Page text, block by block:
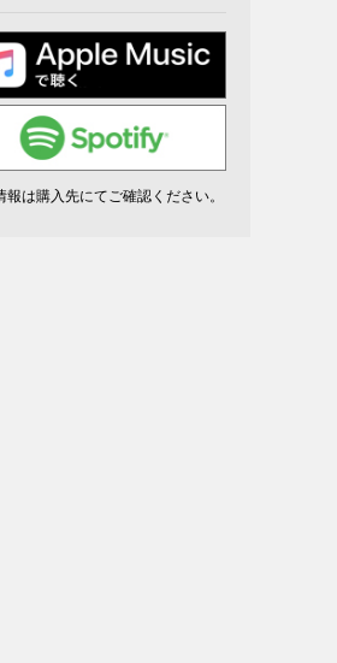
報は購入先にてご確認ください。